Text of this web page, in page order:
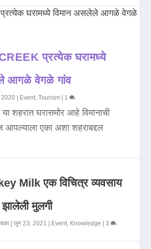
प्रत्येक घरामध्ये
आगळे वेगळे गांव
Event,Tourism 1
शहरात घरासमोर आहे विमानाची
आपल्याला एका अशा शहराबद्दल
Milk एक विचित्र व्यवसाय
मुलगी
|जून 23, 2021 Event, Knowledge |3